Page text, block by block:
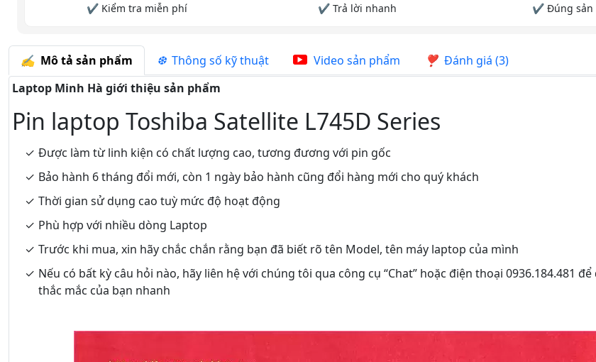
✔ Kiểm tra miễn phí ✔ Trả lời nhanh ✔ Đúng sản
Mô tả sản phẩm Thông số kỹ thuật Video sản phẩm
Đánh giá (3)
Laptop Minh Hà giới thiệu sản phẩm
Pin laptop Toshiba Satellite L745D Series
Được làm từ linh kiện có chất lượng cao, tương đương với pin gốc
Bảo hành 6 tháng đổi mới, còn 1 ngày bảo hành cũng đổi hàng mới cho quý khách
Thời gian sử dụng cao tuỳ mức độ hoạt động
Phù hợp với nhiều dòng Laptop
Trước khi mua, xin hãy chắc chắn rằng bạn đã biết rõ tên Model, tên máy laptop của mình
Nếu có bất kỳ câu hỏi nào, hãy liên hệ với chúng tôi qua công cụ “Chat” hoặc điện thoại 0936.184.481
thắc mắc của bạn nhanh